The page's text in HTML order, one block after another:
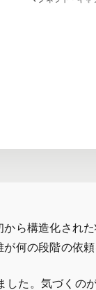
ら構造化され
何の段階の依
た。気づくの